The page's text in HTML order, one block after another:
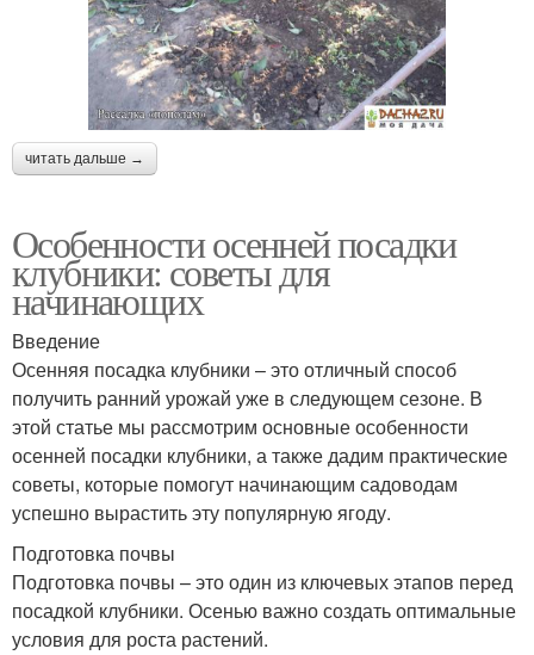
читать дальше →
Особенности осенней посадки
клубники: советы для
начинающих
Введение
Осенняя посадка клубники – это отличный способ
получить ранний урожай уже в следующем сезоне. В
этой статье мы рассмотрим основные особенности
осенней посадки клубники, а также дадим практические
советы, которые помогут начинающим садоводам
успешно вырастить эту популярную ягоду.
Подготовка почвы
Подготовка почвы – это один из ключевых этапов перед
посадкой клубники. Осенью важно создать оптимальные
условия для роста растений.